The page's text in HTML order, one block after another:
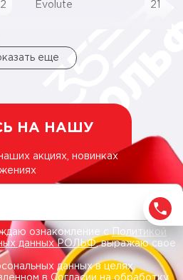
2 Evolute 21
еще
НА НАШУ
акциях, новинках
ознакомление сПолитикой
данных РОЛЬФ, выражаю свое
данных в целях
в Согласии на обработку